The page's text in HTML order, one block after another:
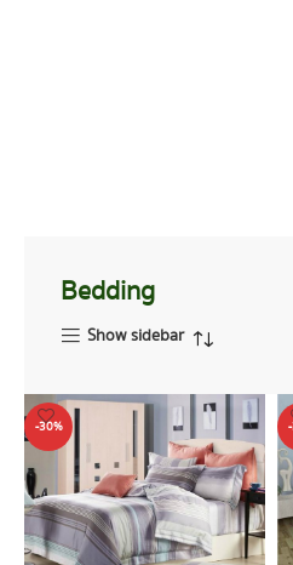
Bedding
Show sidebar
-30%